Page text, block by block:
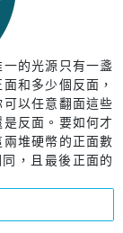
的光源只有一盞
和多少個反面，
以任意翻面這些
反面。要如何才
堆硬幣的正面數
，且最後正面的